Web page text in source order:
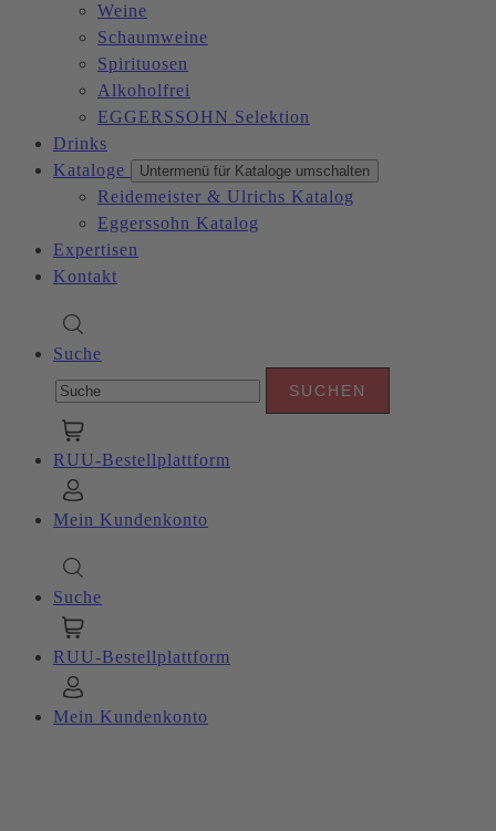
Weine
Schaumweine
Spirituosen
Alkoholfrei
EGGERSSOHN Selektion
Drinks
Kataloge
Untermenü für Kataloge umschalten
Reidemeister & Ulrichs Katalog
Eggerssohn Katalog
Expertisen
Kontakt
Suche
RUU-Bestellplattform
Mein Kundenkonto
Suche
RUU-Bestellplattform
Mein Kundenkonto